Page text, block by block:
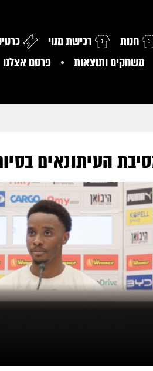
חנות רכישת מנוי
משחקים ותוצאות
פרסם אצלנו
העיתונאים